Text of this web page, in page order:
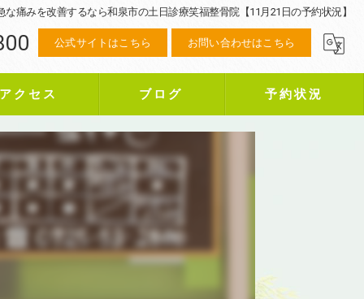
な痛みを改善するなら和泉市の土日診療笑福整骨院【11月21日の予約状況】
公式サイトはこちら お問い合わせはこちら
クセス ブログ 予約状況